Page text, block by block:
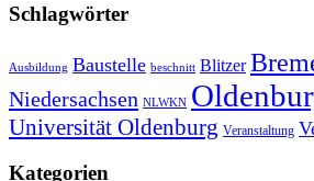
Schlagwörter
Ausbildung Baustelle beschnitt Blitzer
Niedersachsen NLWKN
Universität Oldenburg Veranstaltung
Kategorien